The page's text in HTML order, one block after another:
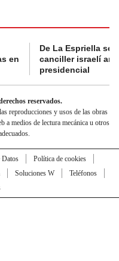
en
De La Espriella se
canciller israelí
presidencial
reservados.
reproducciones y usos de las obras
a medios de lectura mecánica u otros
Datos
Política de cookies
Soluciones W
Teléfonos